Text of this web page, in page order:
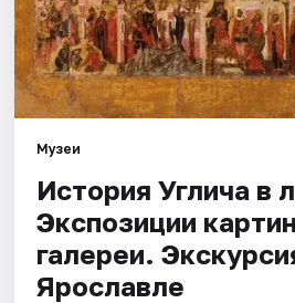
Музеи
История Углича в
Экспозиции
галереи.
Ярославле